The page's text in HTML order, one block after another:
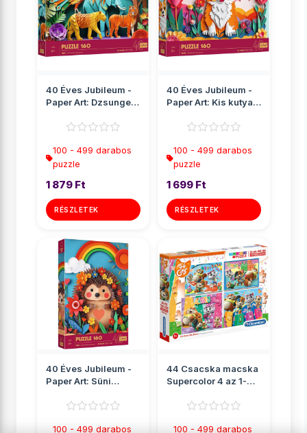
40 Éves Jubileum -
Paper Art: Dzsungel
100 - 499 darabos
puzzle
1 879 Ft
RÉSZLETEK
40 Éves Jubileum -
Paper Art: Kis kutya
100 - 499 darabos
puzzle
1 699 Ft
RÉSZLETEK
40 Éves Jubileum -
Paper Art: Süni
Trefl
100 - 499 darabos
44 Csacska macska
Supercolor 4 az 1-
Clementoni
100 - 499 darabos